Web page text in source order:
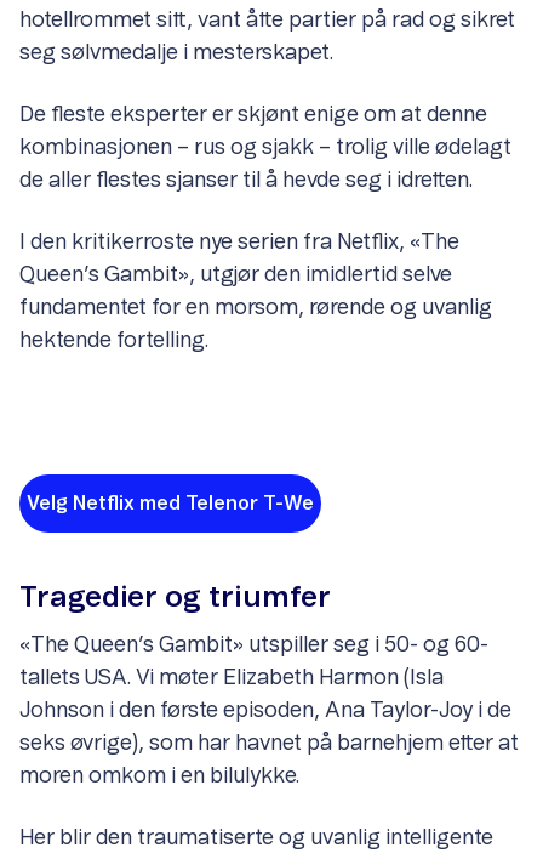
hotellrommet sitt, vant åtte partier på rad og sikret
seg sølvmedalje i mesterskapet.
De fleste eksperter er skjønt enige om at denne
kombinasjonen – rus og sjakk – trolig ville ødelagt
de aller flestes sjanser til å hevde seg i idretten.
I den kritikerroste nye serien fra Netflix, «The
Queen’s Gambit», utgjør den imidlertid selve
fundamentet for en morsom, rørende og uvanlig
hektende fortelling.
Velg Netflix med Telenor T-We
Tragedier og triumfer
«The Queen’s Gambit» utspiller seg i 50- og 60-
tallets USA. Vi møter Elizabeth Harmon (Isla
Johnson i den første episoden, Ana Taylor-Joy i de
seks øvrige), som har havnet på barnehjem etter at
moren omkom i en bilulykke.
Her blir den traumatiserte og uvanlig intelligente